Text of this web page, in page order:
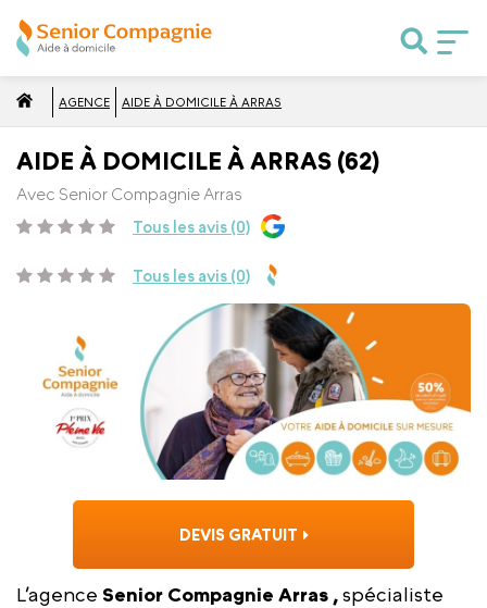
AGENCE AIDE À DOMICILE À ARRAS
AIDE À DOMICILE À ARRAS (62)
Avec Senior Compagnie Arras
Tous les avis (0)
Tous les avis (0)
DEVIS GRATUIT
L’agence Senior Compagnie Arras ,spécialiste